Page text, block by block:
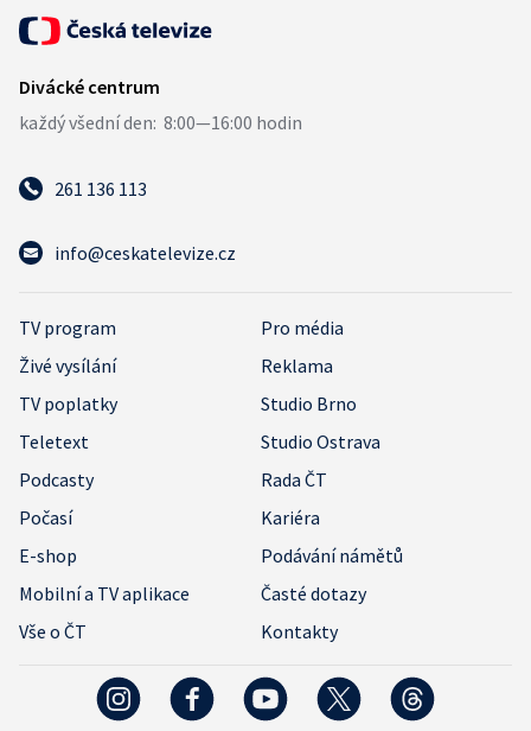
261 136 113
info@ceskatelevize.cz
TV program
Pro média
Živé vysílání
Reklama
TV poplatky
Studio Brno
Teletext
Studio Ostrava
Podcasty
Rada ČT
Počasí
Kariéra
E-shop
Podávání námětů
Mobilní a TV aplikace
Časté dotazy
Vše o ČT
Kontakty